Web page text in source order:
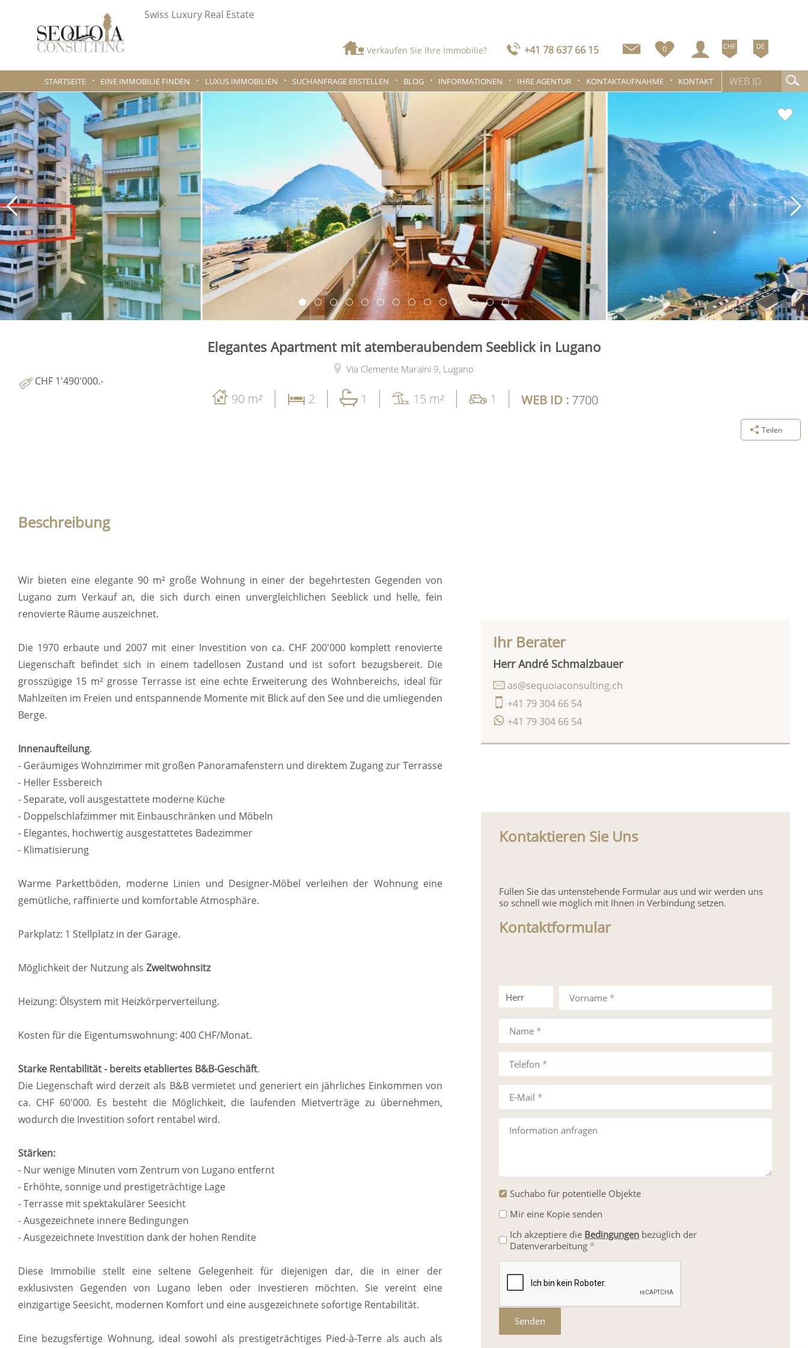
Swiss Luxury Real Estate
Verkaufen Sie Ihre Immobilie? +41 78 637 66 15 0 CHF DE
STARTSEITE EINE IMMOBILIE FINDEN LUXUS IMMOBILIEN SUCHANFRAGE ERSTELLEN BLOG INFORMATIONEN IHRE AGENTUR KONTAKTAUFNAHME KONTAKT
Elegantes Apartment mit atemberaubendem Seeblick in Lugano
Via Clemente Maraini 9, Lugano
CHF 1'490'000.-
90 m² 2 1 15 m² 1 WEB ID : 7700
Teilen
Beschreibung
Wir bieten eine elegante 90 m² große Wohnung in einer der begehrtesten Gegenden von
Lugano zum Verkauf an, die sich durch einen unvergleichlichen Seeblick und helle, fein
renovierte Räume auszeichnet.
Die 1970 erbaute und 2007 mit einer Investition von ca. CHF 200'000 komplett renovierte
Liegenschaft befindet sich in einem tadellosen Zustand und ist sofort bezugsbereit. Die
grosszügige 15 m² grosse Terrasse ist eine echte Erweiterung des Wohnbereichs, ideal für
Mahlzeiten im Freien und entspannende Momente mit Blick auf den See und die umliegenden
Berge.
Innenaufteilung.
- Geräumiges Wohnzimmer mit großen Panoramafenstern und direktem Zugang zur Terrasse
- Heller Essbereich
- Separate, voll ausgestattete moderne Küche
- Doppelschlafzimmer mit Einbauschränken und Möbeln
- Elegantes, hochwertig ausgestattetes Badezimmer
- Klimatisierung
Warme Parkettböden, moderne Linien und Designer-Möbel verleihen der Wohnung eine
gemütliche, raffinierte und komfortable Atmosphäre.
Parkplatz: 1 Stellplatz in der Garage.
Möglichkeit der Nutzung als Zweitwohnsitz
Heizung: Ölsystem mit Heizkörperverteilung.
Kosten für die Eigentumswohnung: 400 CHF/Monat.
Starke Rentabilität - bereits etabliertes B&B-Geschäft.
Die Liegenschaft wird derzeit als B&B vermietet und generiert ein jährliches Einkommen von
ca. CHF 60'000. Es besteht die Möglichkeit, die laufenden Mietverträge zu übernehmen,
wodurch die Investition sofort rentabel wird.
Stärken:
- Nur wenige Minuten vom Zentrum von Lugano entfernt
- Erhöhte, sonnige und prestigeträchtige Lage
- Terrasse mit spektakulärer Seesicht
- Ausgezeichnete innere Bedingungen
- Ausgezeichnete Investition dank der hohen Rendite
Diese Immobilie stellt eine seltene Gelegenheit für diejenigen dar, die in einer der
exklusivsten Gegenden von Lugano leben oder investieren möchten. Sie vereint eine
einzigartige Seesicht, modernen Komfort und eine ausgezeichnete sofortige Rentabilität.
Eine bezugsfertige Wohnung, ideal sowohl als prestigeträchtiges Pied-à-Terre als auch als
Ihr Berater
Herr André Schmalzbauer
+41 79 304 66 54
+41 79 304 66 54
as@sequoiaconsulting.ch
Kontaktieren Sie Uns
Füllen Sie das untenstehende Formular aus und wir werden uns
so schnell wie möglich mit Ihnen in Verbindung setzen.
Kontaktformular
Herr
Frau
Vorname*
Telefon*
Information anfragen
Name*
E-Mail*
Suchabo für potentielle Objekte
Mir eine Kopie senden
Ich akzeptiere die Bedingungen bezüglich der
Datenverarbeitung *
Senden